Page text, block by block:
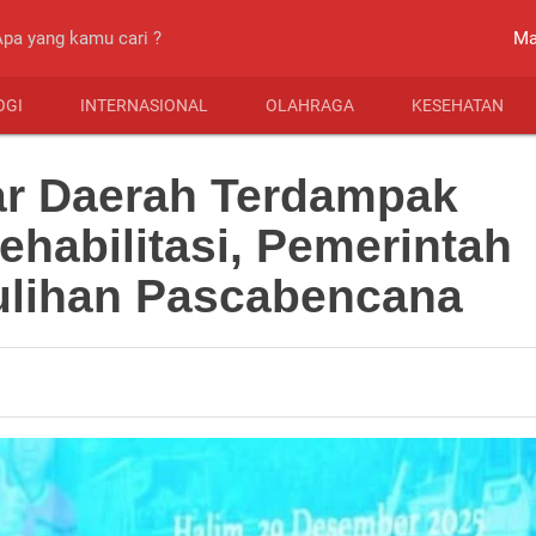
INTERNASIONAL OLAHRAGA KESEHATAN
Daerah Terdampak
Pemerintah
Pascabencana